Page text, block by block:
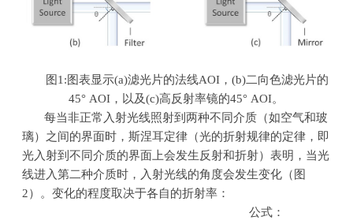
图 1: 图表显示(a)滤光片的法线AOI ，(b)二向色滤光片的
45° AOI ，以及(c)高反射率镜的45° AOI。
每当非正常入射光线照射到两种不同介质（如空气和玻
璃）之间的界面时，斯涅耳定律（光的折射规律的定律，即
光入射到不同介质的界面上会发生反射和折射）表明，当光
线进入第二种介质时，入射光线的角度会发生变化（图
2）。变化的程度取决于各自的折射率：
公式：